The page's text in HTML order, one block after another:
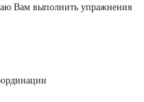
Вам выполнить упражнения